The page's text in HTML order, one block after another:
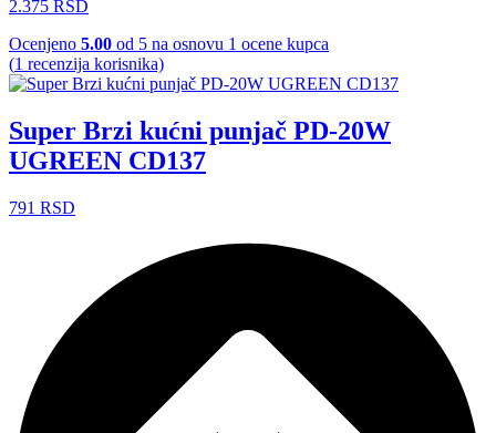
2.375 RSD
Ocenjeno 5.00 od 5 na osnovu 1 ocene kupca
(1 recenzija korisnika)
Super Brzi kućni punjač PD-20W
UGREEN CD137
791 RSD